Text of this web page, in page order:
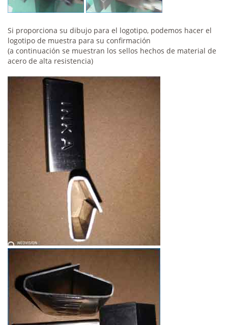
Si proporciona su dibujo para el logotipo, podemos hacer el
logotipo de muestra para su confirmación
(a continuación se muestran los sellos hechos de material de
acero de alta resistencia)